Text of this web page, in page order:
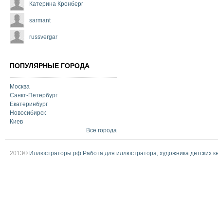
Катерина Кронберг
sarmant
russvergar
ПОПУЛЯРНЫЕ ГОРОДА
Москва
Санкт-Петербург
Екатеринбург
Новосибирск
Киев
Все города
2013© Иллюстраторы.рф Работа для иллюстратора, художника детских